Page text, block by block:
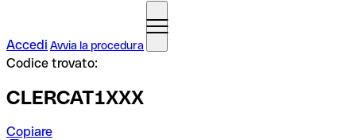
Accedi Avvia la procedura
Codice trovato:
CLERCAT1XXX
Copiare